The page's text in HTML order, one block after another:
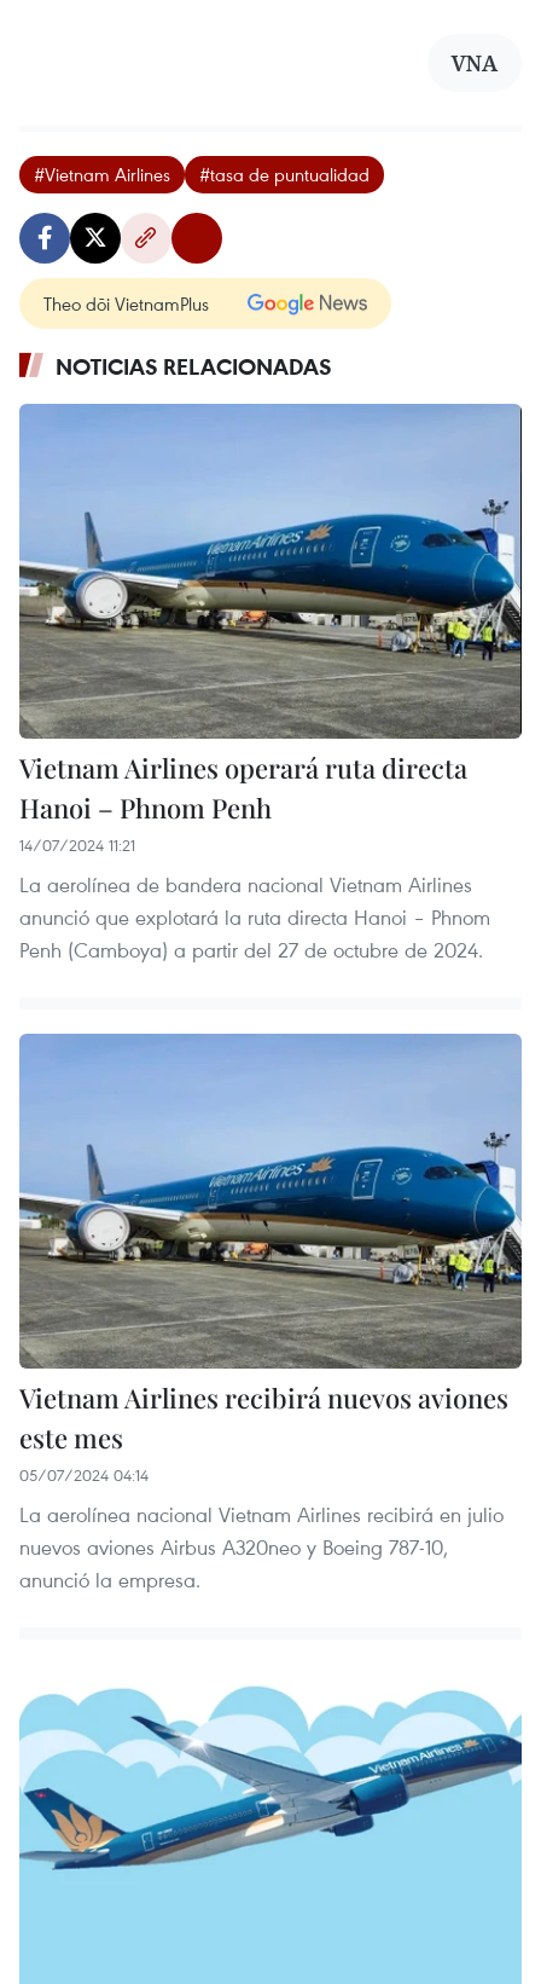
VNA
#Vietnam Airlines #tasa de puntualidad
Theo dõi VietnamPlus
NOTICIAS RELACIONADAS
Vietnam Airlines operará ruta directa
Hanoi – Phnom Penh
14/07/2024 11:21
La aerolínea de bandera nacional Vietnam Airlines
anunció que explotará la ruta directa Hanoi – Phnom
Penh (Camboya) a partir del 27 de octubre de 2024.
Vietnam Airlines recibirá nuevos aviones
este mes
05/07/2024 04:14
La aerolínea nacional Vietnam Airlines recibirá en julio
nuevos aviones Airbus A320neo y Boeing 787-10,
anunció la empresa.